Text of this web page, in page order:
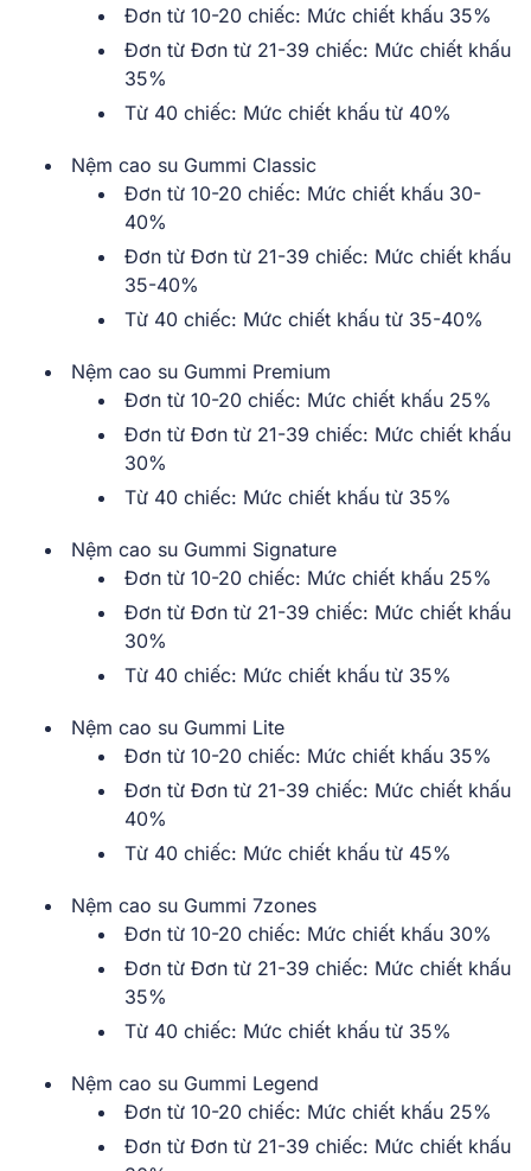
Đơn từ 10-20 chiếc: Mức chiết khấu 35%
Đơn từ Đơn từ 21-39 chiếc: Mức chiết khấu
35%
Từ 40 chiếc: Mức chiết khấu từ 40%
Nệm cao su Gummi Classic
Đơn từ 10-20 chiếc: Mức chiết khấu 30-
40%
Đơn từ Đơn từ 21-39 chiếc: Mức chiết khấu
35-40%
Từ 40 chiếc: Mức chiết khấu từ 35-40%
Nệm cao su Gummi Premium
Đơn từ 10-20 chiếc: Mức chiết khấu 25%
Đơn từ Đơn từ 21-39 chiếc: Mức chiết khấu
30%
Từ 40 chiếc: Mức chiết khấu từ 35%
Nệm cao su Gummi Signature
Đơn từ 10-20 chiếc: Mức chiết khấu 25%
Đơn từ Đơn từ 21-39 chiếc: Mức chiết khấu
30%
Từ 40 chiếc: Mức chiết khấu từ 35%
Nệm cao su Gummi Lite
Đơn từ 10-20 chiếc: Mức chiết khấu 35%
Đơn từ Đơn từ 21-39 chiếc: Mức chiết khấu
40%
Từ 40 chiếc: Mức chiết khấu từ 45%
Nệm cao su Gummi 7zones
Đơn từ 10-20 chiếc: Mức chiết khấu 30%
Đơn từ Đơn từ 21-39 chiếc: Mức chiết khấu
35%
Từ 40 chiếc: Mức chiết khấu từ 35%
Nệm cao su Gummi Legend
Đơn từ 10-20 chiếc: Mức chiết khấu 25%
Đơn từ Đơn từ 21-39 chiếc: Mức chiết khấu